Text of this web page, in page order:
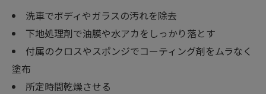
洗車でボディやガラスの汚れを除去
下地処理剤で油膜や水アカをしっかり落とす
付属のクロスやスポンジでコーティング剤をムラなく
塗布
所定時間乾燥させる